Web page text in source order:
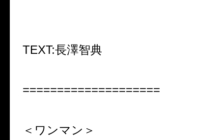
TEXT:長澤智典
====================
＜ワンマン＞